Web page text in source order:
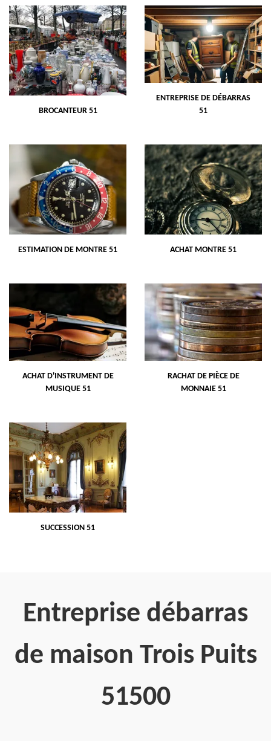
BROCANTEUR 51
ENTREPRISE DE DÉBARRAS
51
ESTIMATION DE MONTRE 51 ACHAT MONTRE 51
ACHAT D'INSTRUMENT DE
MUSIQUE 51
RACHAT DE PIÈCE DE
MONNAIE 51
SUCCESSION 51
Entreprise débarras
de maison Trois Puits
51500